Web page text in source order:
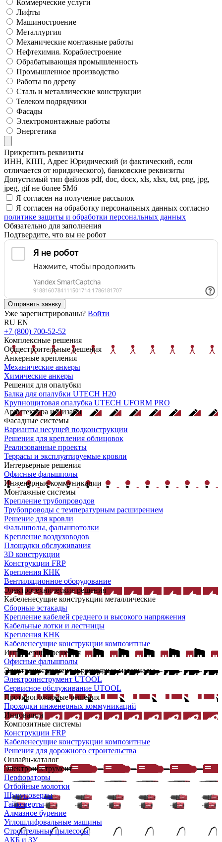
Коммерческие услуги
Лифты
Машиностроение
Металлургия
Механические монтажные работы
Нефтехимия. Кораблестроение
Обрабатывающая промышленность
Промышленное производство
Работы по дереву
Сталь и металлические конструкции
Телеком подрядчики
Фасады
Электромонтажные работы
Энергетика
Прикрепить реквизиты
ИНН, КПП, Адрес Юридический (и фактический, если
отличается от юридического), банковские реквизиты
Допустимый тип файлов pdf, doc, docx, xls, xlsx, txt, png, jpg,
jpeg, gif не более 5Мб
Я согласен на получение рассылок
Я согласен на обработку персональных данных согласно
политике защиты и обработки персональных данных
Обязательно для заполнения
Подтвердите, что вы не робот
Отправить заявку
Уже зарегистрированы? Войти
RU EN
+7 (800) 700-52-52
Комплексные решения
Общестроительные решения
Анкерные крепления
Механические анкеры
Химические анкеры
Решения для опалубки
Балка для опалубки UTECH H20
Крупнощитовая опалубка UTECH UFORM PRO
Архитектура и Дизайн
Фасадные системы
Варианты несущей подконструкции
Решения для крепления облицовок
Реализованные проекты
Террасы и эксплуатируемые кровли
Интерьерные решения
Офисные фальшполы
Инженерные коммуникации
Монтажные системы
Крепление трубопроводов
Трубопроводы с температурным расширением
Решение для кровли
Фальшполы, фальшпотолки
Крепление воздуховодов
Площадки обслуживания
3D конструкции
Конструкции FRP
Крепления КНК
Вентиляционное оборудование
Электротехнические решения
Кабеленесущие конструкции металлические
Сборные эстакады
Крепление кабелей среднего и высокого напряжения
Кабельные лотки и лестницы
Крепления КНК
Кабеленесущие конструкции композитные
Интерьерные решения
Офисные фальшполы
Электроинструмент и расходные материалы
Электроинструмент UTOOL
Сервисное обслуживание UTOOL
Противопожарные решения
Проходки инженерных коммуникаций
Инновации
Композитные системы
Конструкции FRP
Кабеленесущие конструкции композитные
Решения для дорожного строительства
Онлайн-каталог
Электроинструмент
Перфораторы
Отбойные молотки
Шуруповерты
Гайковерты
Алмазное бурение
Углошлифовальные машины
Строительные пылесосы
АКБ и ЗУ